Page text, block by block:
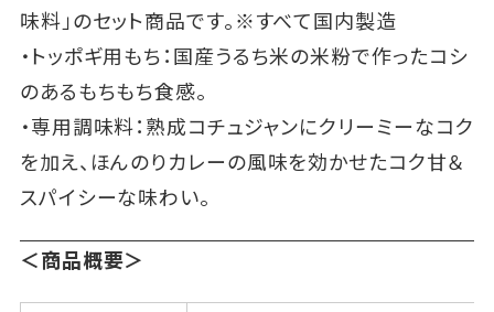
味料」のセット商品です。※すべて国内製造
・トッポギ用もち：国産うるち米の米粉で作ったコシ
のあるもちもち食感。
・専用調味料：熟成コチュジャンにクリーミーなコク
を加え、ほんのりカレーの風味を効かせたコク甘＆
スパイシーな味わい。
＜商品概要＞